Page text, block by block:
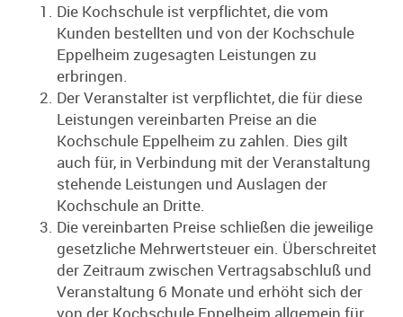
Die Kochschule ist verpflichtet, die vom
Kunden bestellten und von der Kochschule
Eppelheim zugesagten Leistungen zu
erbringen.
Der Veranstalter ist verpflichtet, die für diese
Leistungen vereinbarten Preise an die
Kochschule Eppelheim zu zahlen. Dies gilt
auch für, in Verbindung mit der Veranstaltung
stehende Leistungen und Auslagen der
Kochschule an Dritte.
Die vereinbarten Preise schließen die jeweilige
gesetzliche Mehrwertsteuer ein. Überschreitet
der Zeitraum zwischen Vertragsabschluß und
Veranstaltung 6 Monate und erhöht sich der